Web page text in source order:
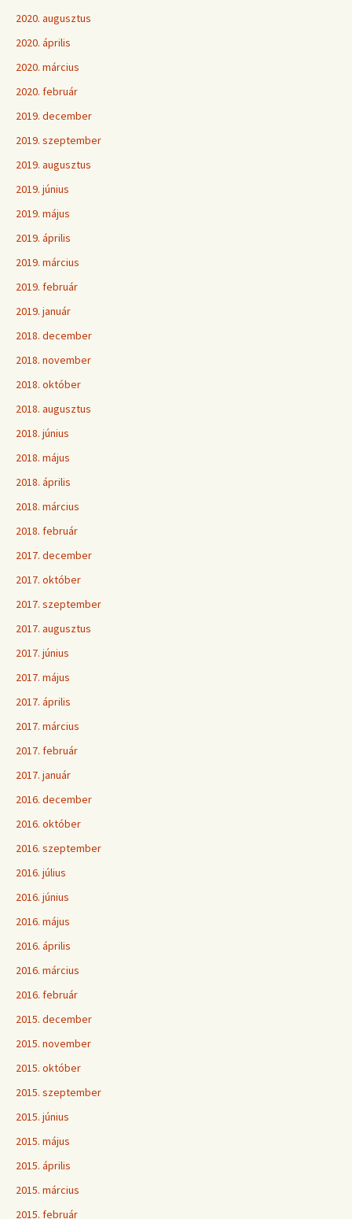
2020. augusztus
2020. április
2020. március
2020. február
2019. december
2019. szeptember
2019. augusztus
2019. június
2019. május
2019. április
2019. március
2019. február
2019. január
2018. december
2018. november
2018. október
2018. augusztus
2018. június
2018. május
2018. április
2018. március
2018. február
2017. december
2017. október
2017. szeptember
2017. augusztus
2017. június
2017. május
2017. április
2017. március
2017. február
2017. január
2016. december
2016. október
2016. szeptember
2016. július
2016. június
2016. május
2016. április
2016. március
2016. február
2015. december
2015. november
2015. október
2015. szeptember
2015. június
2015. május
2015. április
2015. március
2015. február